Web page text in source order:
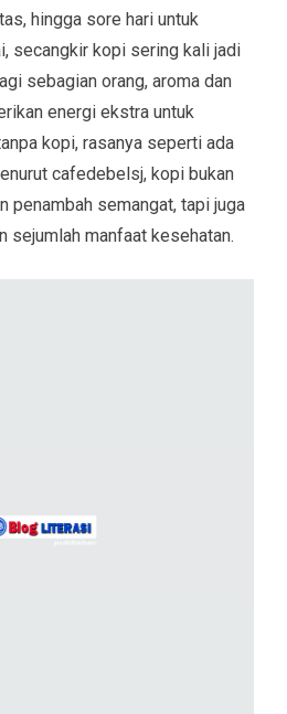
hingga sore hari untuk
secangkir kopi sering kali jadi
sebagian orang, aroma dan
energi ekstra untuk
kopi, rasanya seperti ada
cafedebelsj, kopi bukan
penambah semangat, tapi juga
sejumlah manfaat kesehatan.